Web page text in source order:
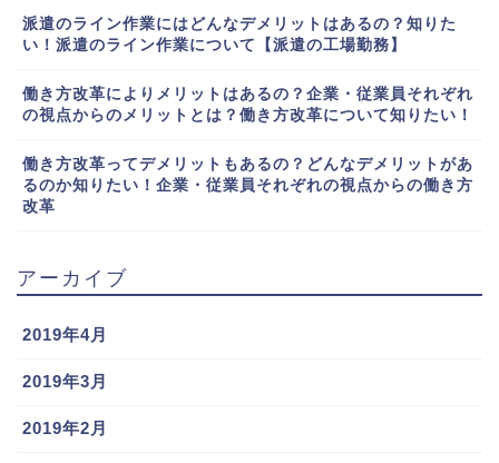
派遣のライン作業にはどんなデメリットはあるの？知りた
い！派遣のライン作業について【派遣の工場勤務】
働き方改革によりメリットはあるの？企業・従業員それぞれ
の視点からのメリットとは？働き方改革について知りたい！
働き方改革ってデメリットもあるの？どんなデメリットがあ
るのか知りたい！企業・従業員それぞれの視点からの働き方
改革
アーカイブ
2019年4月
2019年3月
2019年2月